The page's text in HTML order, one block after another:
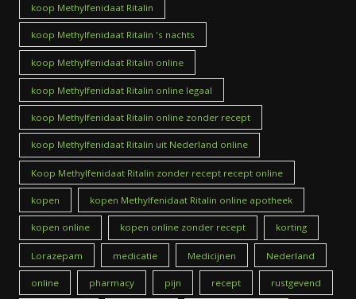
koop Methylfenidaat Ritalin
koop Methylfenidaat Ritalin 's nachts
koop Methylfenidaat Ritalin online
koop Methylfenidaat Ritalin online legaal
koop Methylfenidaat Ritalin online zonder recept
koop Methylfenidaat Ritalin uit Nederland online
Koop Methylfenidaat Ritalin zonder recept recept online
kopen kopen Methylfenidaat Ritalin online apotheek
kopen online kopen online zonder recept korting
Lorazepam medicatie Medicijnen Nederland
online pharmacy pijn recept rustgevend